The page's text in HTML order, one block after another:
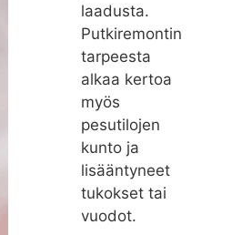
laadusta.
Putkiremontin
tarpeesta
alkaa kertoa
myös
pesutilojen
kunto ja
lisääntyneet
tukokset tai
vuodot.